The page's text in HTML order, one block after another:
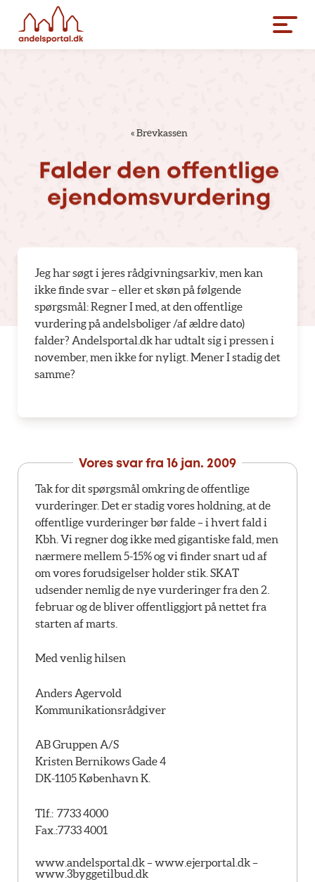
«Brevkassen
Falder den offentlige
ejendomsvurdering
Jeg har søgt i jeres rådgivningsarkiv, men kan
ikke finde svar – eller et skøn på følgende
spørgsmål: Regner I med, at den offentlige
vurdering på andelsboliger /af ældre dato)
falder? Andelsportal.dk har udtalt sig i pressen i
november, men ikke for nyligt. Mener I stadig det
samme?
Vores svar fra 16 jan. 2009
Tak for dit spørgsmål omkring de offentlige
vurderinger. Det er stadig vores holdning, at de
offentlige vurderinger bør falde – i hvert fald i
Kbh. Vi regner dog ikke med gigantiske fald, men
nærmere mellem 5-15% og vi finder snart ud af
om vores forudsigelser holder stik. SKAT
udsender nemlig de nye vurderinger fra den 2.
februar og de bliver offentliggjort på nettet fra
starten af marts.
Med venlig hilsen
Anders Agervold
Kommunikationsrådgiver
AB Gruppen A/S
Kristen Bernikows Gade 4
DK-1105 København K.
Tlf.: 7733 4000
Fax.:7733 4001
www.andelsportal.dk –www.ejerportal.dk –
www.3byggetilbud.dk